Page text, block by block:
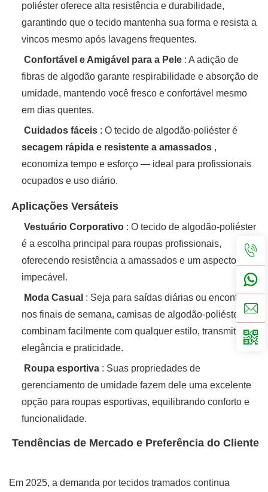
poliéster oferece alta resistência e durabilidade,
garantindo que o tecido mantenha sua forma e resista a
vincos mesmo após lavagens frequentes.
Confortável e Amigável para a Pele : A adição de
fibras de algodão garante respirabilidade e absorção de
umidade, mantendo você fresco e confortável mesmo
em dias quentes.
Cuidados fáceis : O tecido de algodão-poliéster é
secagem rápida e resistente a amassados ‌,
economiza tempo e esforço — ideal para profissionais
ocupados e uso diário.
Aplicações Versáteis
Vestuário Corporativo ‌: O tecido de algodão-poliéster
é a escolha principal para roupas profissionais,
oferecendo resistência a amassados e um aspecto
impecável.
Moda Casual ‌: Seja para saídas diárias ou encontros
nos finais de semana, camisas de algodão-poliéster
combinam facilmente com qualquer estilo, transmitindo
elegância e praticidade.
Roupa esportiva ‌: Suas propriedades de
gerenciamento de umidade fazem dele uma excelente
opção para roupas esportivas, equilibrando conforto e
funcionalidade.
Tendências de Mercado e Preferência do Cliente
Em 2025, a demanda por tecidos tramados continua